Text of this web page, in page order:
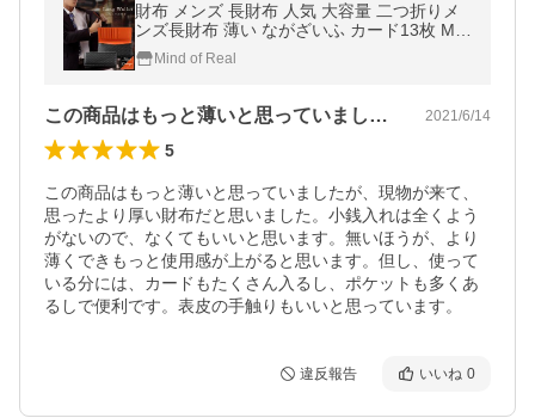
財布 メンズ 長財布 人気 大容量 二つ折りメ
ンズ長財布 薄い ながざいふ カード13枚 Min
d of Real
Mind of Real
この商品はもっと薄いと思っていましたが… 2021/6/14
5
この商品はもっと薄いと思っていましたが、現物が来て、
思ったより厚い財布だと思いました。小銭入れは全くよう
がないので、なくてもいいと思います。無いほうが、より
薄くできもっと使用感が上がると思います。但し、使って
いる分には、カードもたくさん入るし、ポケットも多くあ
るしで便利です。表皮の手触りもいいと思っています。
違反報告 いいね 0